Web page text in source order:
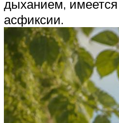
дыханием, имеется
асфиксии.